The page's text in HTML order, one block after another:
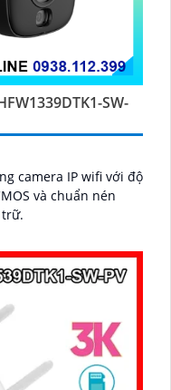
SW-
camera IP wifi với độ
và chuẩn nén